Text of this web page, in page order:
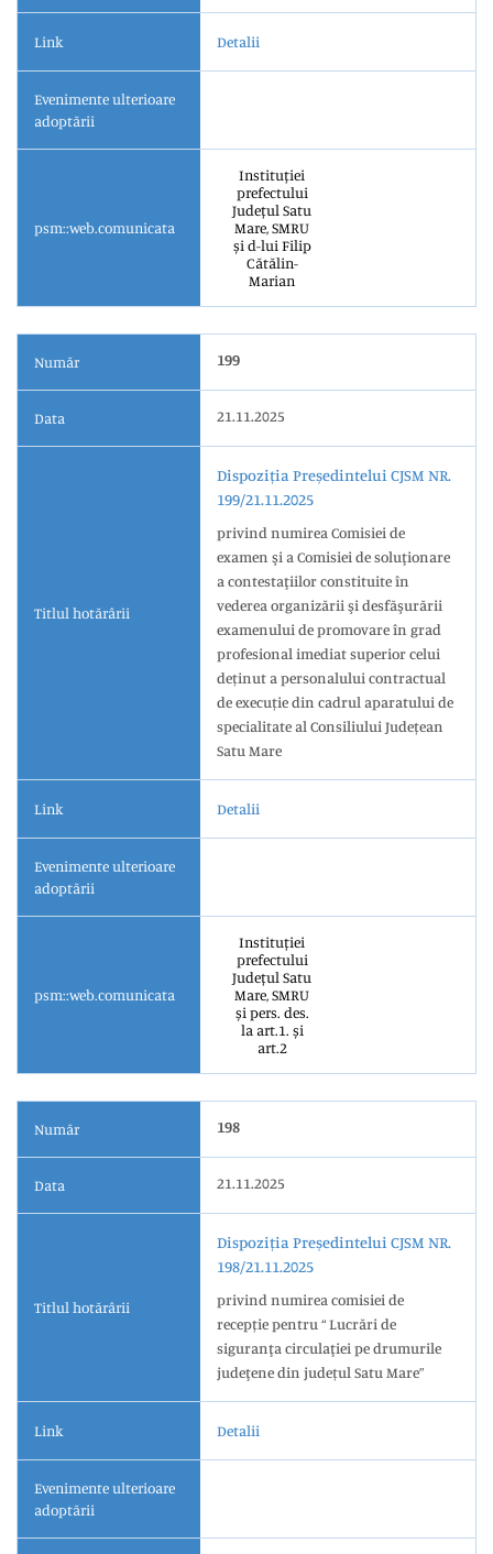
Link Detalii
Evenimente ulterioare
adoptării
psm::web.comunicata
Instituției
prefectului
Județul Satu
Mare, SMRU
și d-lui Filip
Cătălin-
Marian
Număr 199
Data 21.11.2025
Titlul hotărârii
Dispoziția Președintelui CJSM NR.
199/21.11.2025
privind numirea Comisiei de
examen şi a Comisiei de soluţionare
a contestaţiilor constituite în
vederea organizării şi desfăşurării
examenului de promovare în grad
profesional imediat superior celui
deținut a personalului contractual
de execuție din cadrul aparatului de
specialitate al Consiliului Județean
Satu Mare
Link Detalii
Evenimente ulterioare
adoptării
psm::web.comunicata
Instituției
prefectului
Județul Satu
Mare, SMRU
și pers. des.
la art.1. și
art.2
Număr 198
Data 21.11.2025
Titlul hotărârii
Dispoziția Președintelui CJSM NR.
198/21.11.2025
privind numirea comisiei de
recepție pentru “ Lucrări de
siguranţa circulaţiei pe drumurile
judeţene din județul Satu Mare”
Link Detalii
Evenimente ulterioare
adoptării